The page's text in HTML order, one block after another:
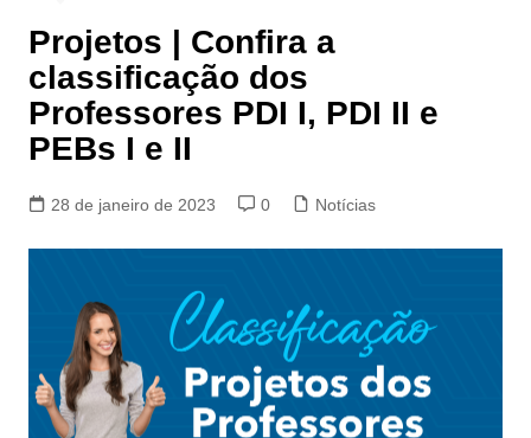
Projetos | Confira a
classificação dos
Professores PDI I, PDI II e
PEBs I e II
28 de janeiro de 2023 0 Notícias